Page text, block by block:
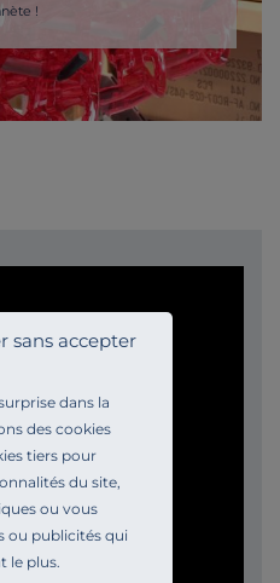
!
dans la
des cookies
tiers pour
du site,
ou vous
ou publicités qui
le plus.
sans accepter